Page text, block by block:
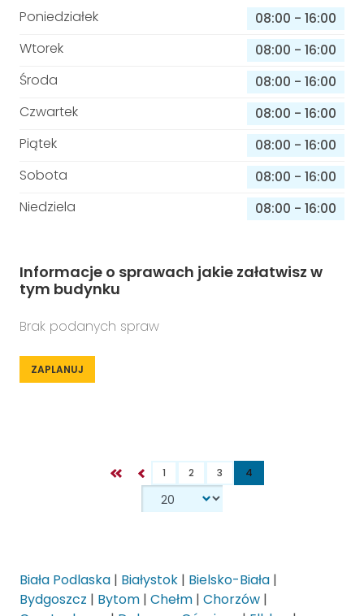
Poniedziałek 08:00 - 16:00
Wtorek
08:00 - 16:00
Środa
08:00 - 16:00
Czwartek
08:00 - 16:00
Piątek
08:00 - 16:00
Sobota
08:00 - 16:00
Niedziela
08:00 - 16:00
Informacje o sprawach jakie załatwisz w
tym budynku
Brak podanych spraw
ZAPLANUJ
1 2 3 4
Biała Podlaska | Białystok | Bielsko-Biała |
Bydgoszcz | Bytom | Chełm | Chorzów |